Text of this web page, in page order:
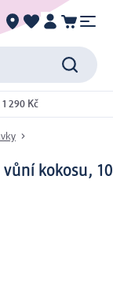
290 Kč
kokosu, 10